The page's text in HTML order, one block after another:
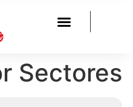
Sectores